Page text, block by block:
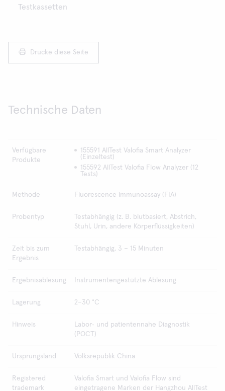
Testkassetten
Drucke diese Seite
Technische Daten
Verfügbare
Produkte
155591 AllTest Valofia Smart Analyzer
(Einzeltest)
155592 AllTest Valofia Flow Analyzer (12
Tests)
Methode Fluorescence immunoassay (FIA)
Probentyp
Testabhängig (z. B. blutbasiert, Abstrich,
Stuhl, Urin, andere Körperflüssigkeiten)
Zeit bis zum
Ergebnis
Testabhängig, 3 – 15 Minuten
Ergebnisablesung Instrumentengestützte Ablesung
Lagerung 2–30 °C
Hinweis
Labor‑ und patientennahe Diagnostik
(POCT)
Ursprungsland Volksrepublik China
Registered
trademark
Valofia Smart und Valofia Flow sind
eingetragene Marken der Hangzhou AllTest